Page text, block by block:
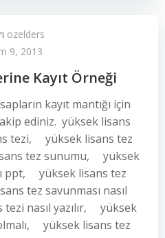
ozelders
9, 2013
Kayıt Örneği
kayıt mantığı için
ediniz. yüksek lisans
tezi, yüksek lisans tez
tez sunumu, yüksek
ppt, yüksek lisans tez
tez savunması nasıl
nasıl yazılır, yüksek
yüksek lisans tez